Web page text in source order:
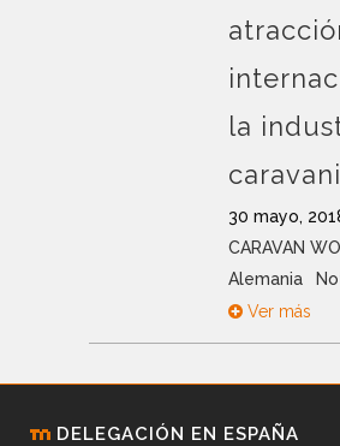
la
30 mayo,
CARAVAN
Alemania
Ver más
DELEGACIÓN EN ESPAÑA